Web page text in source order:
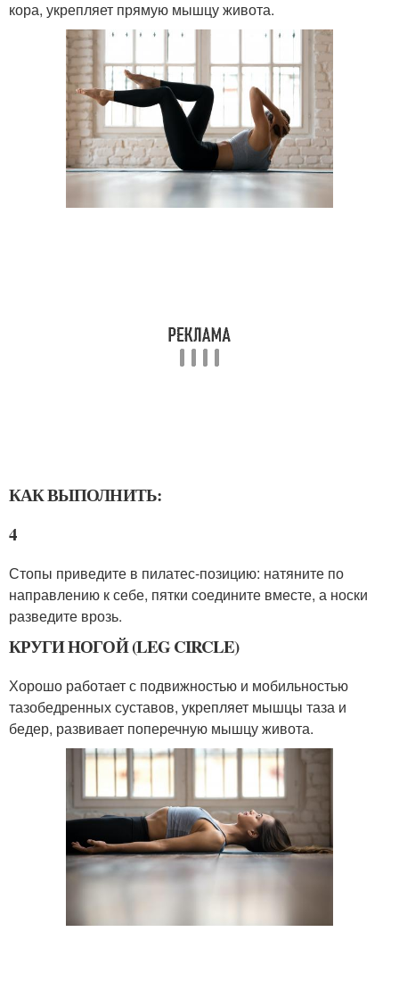
кора, укрепляет прямую мышцу живота.
КАК ВЫПОЛНИТЬ:
4
Стопы приведите в пилатес-позицию: натяните по
направлению к себе, пятки соедините вместе, а носки
разведите врозь.
КРУГИ НОГОЙ (LEG CIRCLE)
Хорошо работает с подвижностью и мобильностью
тазобедренных суставов, укрепляет мышцы таза и
бедер, развивает поперечную мышцу живота.